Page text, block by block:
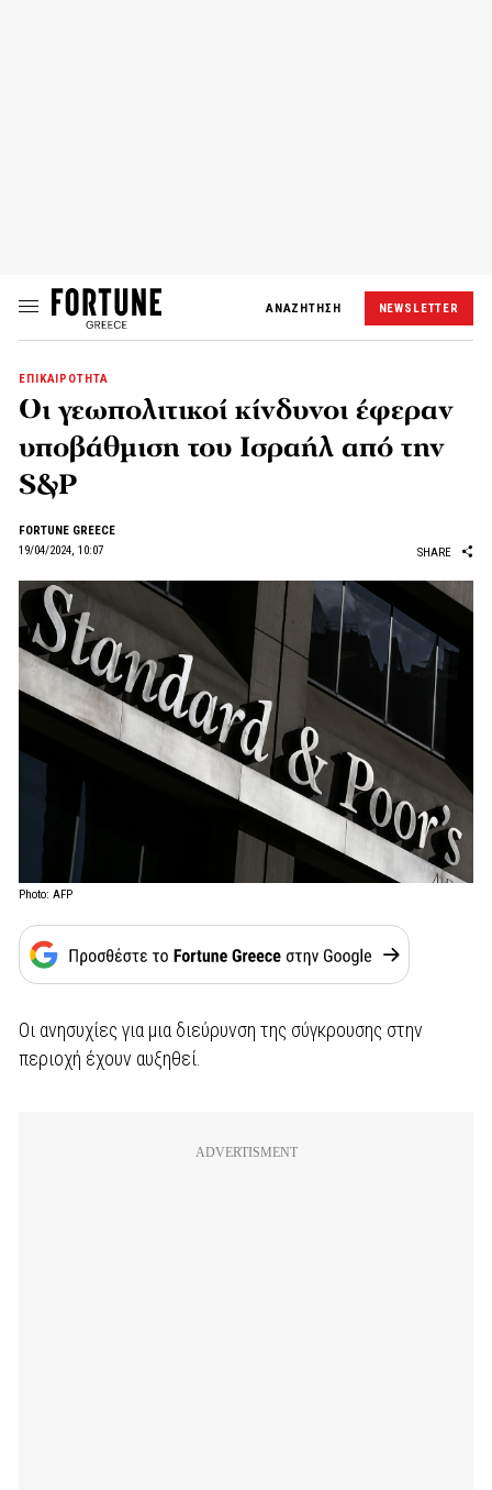
ΑΝΑΖΗΤΗΣΗ NEWSLETTER
ΕΠΙΚΑΙΡΟΤΗΤΑ
Οι γεωπολιτικοί κίνδυνοι έφεραν
υποβάθμιση του Ισραήλ από την
S&P
FORTUNE GREECE
19/04/2024, 10:07
SHARE
Photo: AFP
Οι ανησυχίες για μια διεύρυνση της σύγκρουσης στην
περιοχή έχουν αυξηθεί.